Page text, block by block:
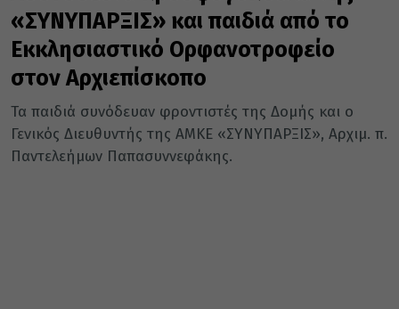
«ΣΥΝΥΠΑΡΞΙΣ» και παιδιά από το
Εκκλησιαστικό Ορφανοτροφείο
στον Αρχιεπίσκοπο
Τα παιδιά συνόδευαν φροντιστές της Δομής και ο
Γενικός Διευθυντής της ΑΜΚΕ «ΣΥΝΥΠΑΡΞΙΣ», Αρχιμ. π.
Παντελεήμων Παπασυννεφάκης.